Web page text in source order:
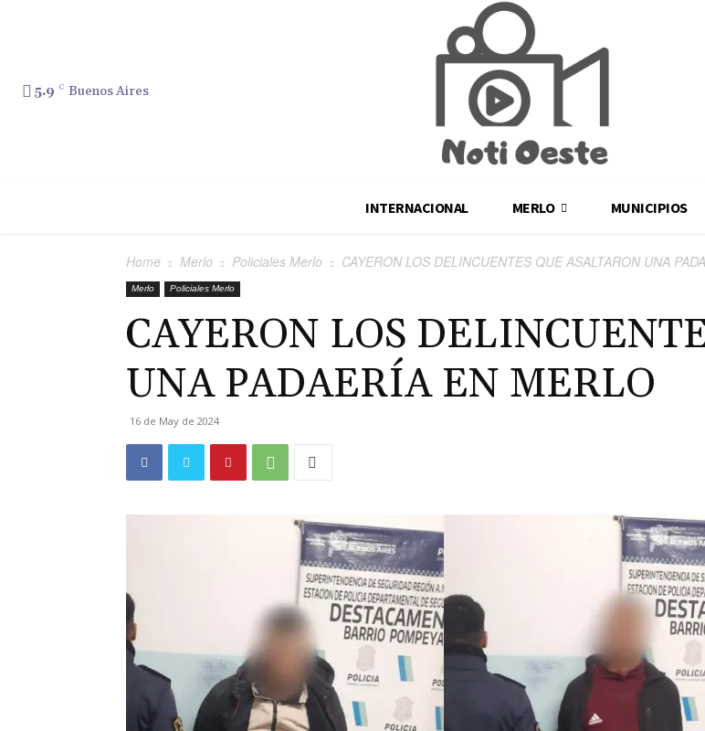
5.9 C Buenos Aires
INTERNACIONAL MERLO MUNICIPIOS
Home Merlo Policiales Merlo CAYERON LOS DELINCUENTES QUE ASALTARON UNA
Merlo Policiales Merlo
CAYERON LOS
UNA PADAERÍA EN MERLO
16 de May de 2024